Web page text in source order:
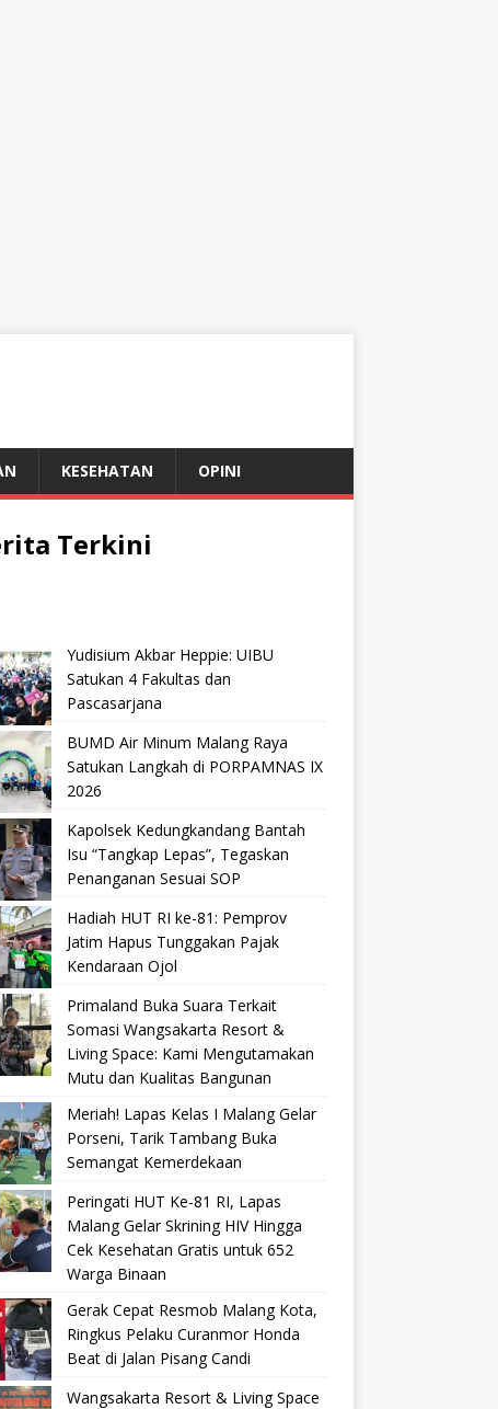
KESEHATAN OPINI
Terkini
Yudisium Akbar Heppie: UIBU
Satukan 4 Fakultas dan
Pascasarjana
BUMD Air Minum Malang Raya
Satukan Langkah di PORPAMNAS IX
2026
Kapolsek Kedungkandang Bantah
Isu “Tangkap Lepas”, Tegaskan
Penanganan Sesuai SOP
Hadiah HUT RI ke-81: Pemprov
Jatim Hapus Tunggakan Pajak
Kendaraan Ojol
Primaland Buka Suara Terkait
Somasi Wangsakarta Resort &
Living Space: Kami Mengutamakan
Mutu dan Kualitas Bangunan
Meriah! Lapas Kelas I Malang Gelar
Porseni, Tarik Tambang Buka
Semangat Kemerdekaan
Peringati HUT Ke-81 RI, Lapas
Malang Gelar Skrining HIV Hingga
Cek Kesehatan Gratis untuk 652
Warga Binaan
Gerak Cepat Resmob Malang Kota,
Ringkus Pelaku Curanmor Honda
Beat di Jalan Pisang Candi
Wangsakarta Resort & Living Space